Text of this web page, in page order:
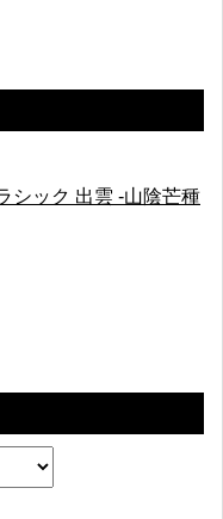
シック 出雲 -山陰芒種